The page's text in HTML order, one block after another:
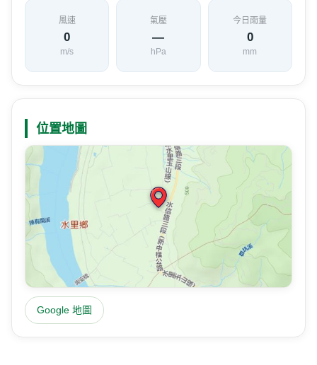
蜜桃為五月母親節時候，臍橙在十二月到一
月；龍眼則在十月。
測站：臺大內茅埔
陰
氣溫
23.9
℃
相對濕度
94
氣壓
—
hPa
今日雨量
0